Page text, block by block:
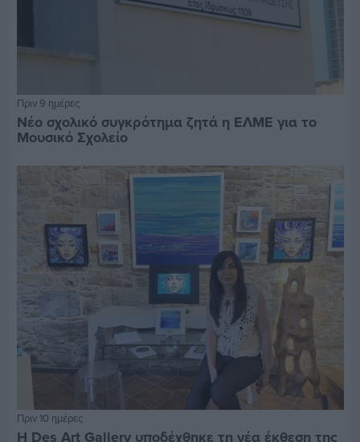
Πριν 9 ημέρες
Νέο σχολικό συγκρότημα ζητά η ΕΛΜΕ για το
Μουσικό Σχολείο
Πριν 10 ημέρες
Η Des Art Gallery υποδέχθηκε τη νέα έκθεση της